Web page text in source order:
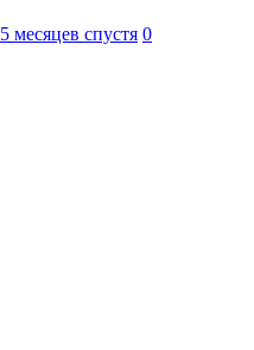
5 месяцев спустя 0